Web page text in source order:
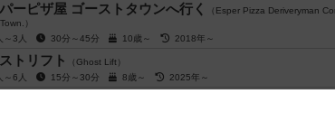
ーピザ屋 ゴーストタウンへ行く
（Esper Pizza Deriveryman
）
～3人
30分～45分 10歳～ 2018年～
トリフト
（Ghost Lift）
～6人
15分～30分 8歳～ 2025年～